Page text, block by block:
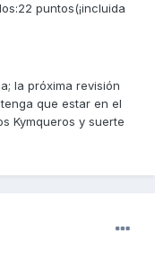
puntos(¡incluida
la próxima revisión
que estar en el
Kymqueros y suerte